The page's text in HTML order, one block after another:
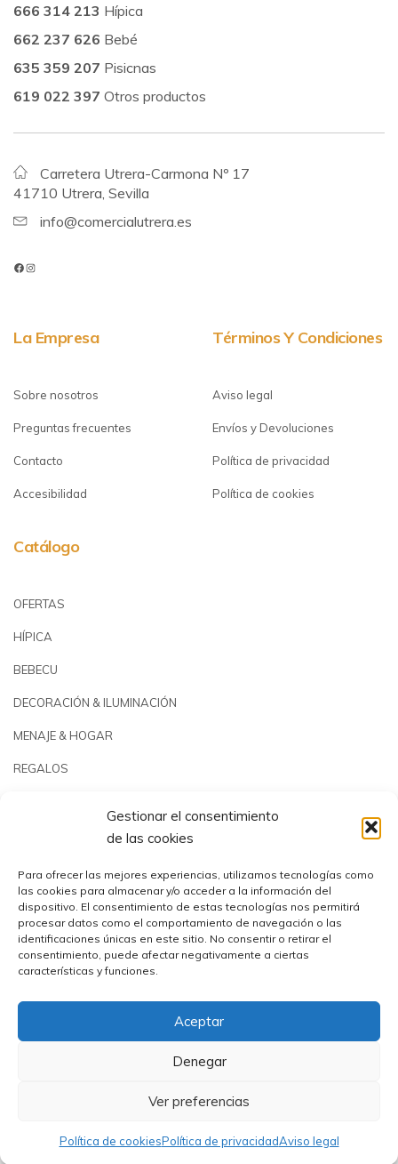
Gestionar el consentimiento
de las cookies
Para ofrecer las mejores experiencias, utilizamos tecnologías como
las cookies para almacenar y/o acceder a la información del
dispositivo. El consentimiento de estas tecnologías nos permitirá
procesar datos como el comportamiento de navegación o las
identificaciones únicas en este sitio. No consentir o retirar el
consentimiento, puede afectar negativamente a ciertas
características y funciones.
Aceptar
Denegar
Ver preferencias
Política de cookiesPolítica de privacidadAviso legal
666 314 213 Hípica
662 237 626 Bebé
635 359 207 Pisicnas
619 022 397 Otros productos
Carretera Utrera-Carmona Nº 17
41710 Utrera, Sevilla
info@comercialutrera.es
La Empresa
Sobre nosotros
Preguntas frecuentes
Contacto
Accesibilidad
Términos Y Condiciones
Aviso legal
Envíos y Devoluciones
Política de privacidad
Política de cookies
Catálogo
OFERTAS
HÍPICA
BEBECU
DECORACIÓN & ILUMINACIÓN
MENAJE & HOGAR
REGALOS
PISCINAS & REPUESTOS
Comercial Utrera s.l.© 2023 | CIF: B41194655